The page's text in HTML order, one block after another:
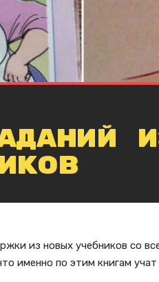
из новых учебников со
именно по этим книгам